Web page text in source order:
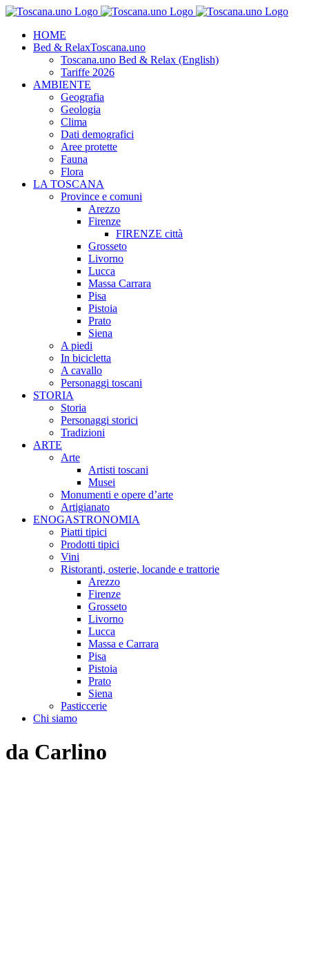
Salta
contenutoHOME
Bed & RelaxToscana.uno
Toscana.uno Bed & Relax (English)
Tariffe 2026
AMBIENTE
Geografia
Geologia
Clima
Dati demografici
Aree protette
Fauna
Flora
LA TOSCANA
Province e comuni
Arezzo
Firenze
FIRENZE città
Grosseto
Livorno
Lucca
Massa Carrara
Pisa
Pistoia
Prato
Siena
A piedi
In bicicletta
A cavallo
Personaggi toscani
STORIA
Storia
Personaggi storici
Tradizioni
ARTE
Arte
Artisti toscani
Musei
Monumenti e opere d’arte
Artigianato
ENOGASTRONOMIA
Piatti tipici
Prodotti tipici
Vini
Ristoranti, osterie, locande e trattorie
Arezzo
Firenze
Grosseto
Livorno
Lucca
Massa e Carrara
Pisa
Pistoia
Prato
Siena
Pasticcerie
Chi siamo
da Carlino